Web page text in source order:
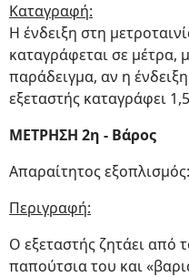
Καταγραφή:
Η ένδειξη στη
καταγράφεται σε μέτρα,
παράδειγμα, αν η
εξεταστής καταγράφει
ΜΕΤΡΗΣΗ 2η - Βάρος
Απαραίτητος
Περιγραφή:
Ο εξεταστής ζητάει από
παπούτσια του και